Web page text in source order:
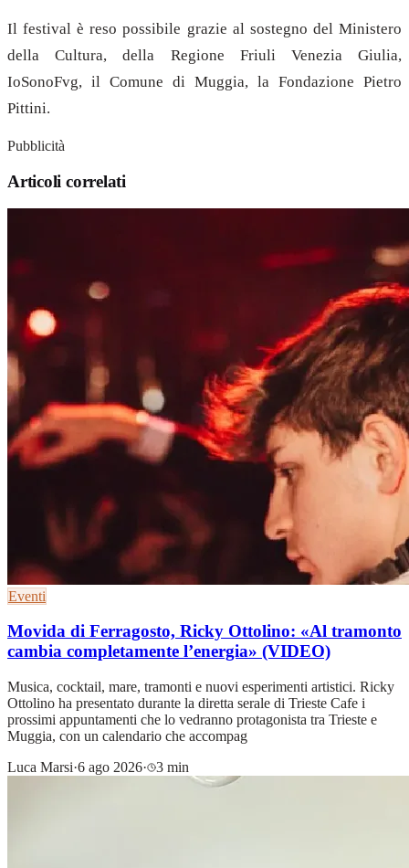
Il festival è reso possibile grazie al sostegno del Ministero
della Cultura, della Regione Friuli Venezia Giulia,
IoSonoFvg, il Comune di Muggia, la Fondazione Pietro
Pittini.
Pubblicità
Articoli correlati
Eventi
Movida di Ferragosto, Ricky Ottolino: «Al tramonto
cambia completamente l’energia» (VIDEO)
Musica, cocktail, mare, tramonti e nuovi esperimenti artistici. Ricky
Ottolino ha presentato durante la diretta serale di Trieste Cafe i
prossimi appuntamenti che lo vedranno protagonista tra Trieste e
Muggia, con un calendario che accompag
Luca Marsi·6 ago 2026· 3 min